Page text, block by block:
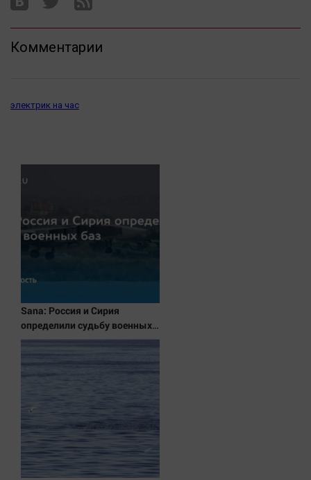
Комментарии
электрик на час
Sana: Россия и Сирия
определили судьбу военных
баз